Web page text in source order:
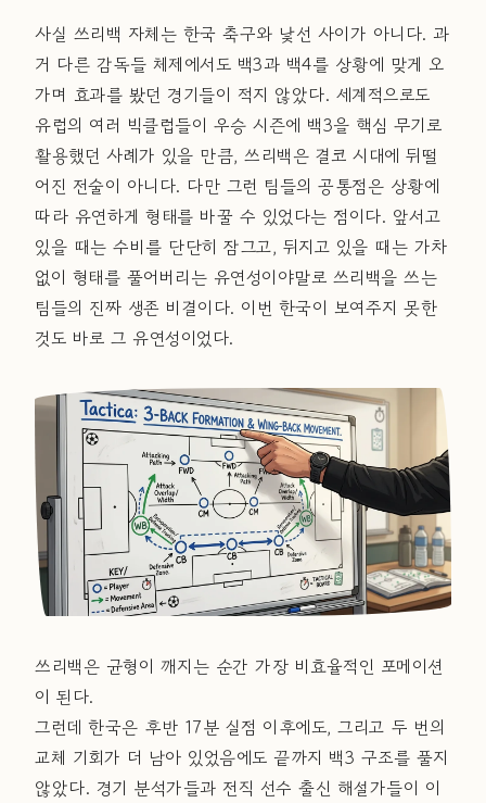
사실 쓰리백 자체는 한국 축구와 낯선 사이가 아니다. 과
거 다른 감독들 체제에서도 백3과 백4를 상황에 맞게 오
가며 효과를 봤던 경기들이 적지 않았다. 세계적으로도
유럽의 여러 빅클럽들이 우승 시즌에 백3을 핵심 무기로
활용했던 사례가 있을 만큼, 쓰리백은 결코 시대에 뒤떨
어진 전술이 아니다. 다만 그런 팀들의 공통점은 상황에
따라 유연하게 형태를 바꿀 수 있었다는 점이다. 앞서고
있을 때는 수비를 단단히 잠그고, 뒤지고 있을 때는 가차
없이 형태를 풀어버리는 유연성이야말로 쓰리백을 쓰는
팀들의 진짜 생존 비결이다. 이번 한국이 보여주지 못한
것도 바로 그 유연성이었다.
쓰리백은 균형이 깨지는 순간 가장 비효율적인 포메이션
이 된다.
그런데 한국은 후반 17분 실점 이후에도, 그리고 두 번의
교체 기회가 더 남아 있었음에도 끝까지 백3 구조를 풀지
않았다. 경기 분석가들과 전직 선수 출신 해설가들이 이